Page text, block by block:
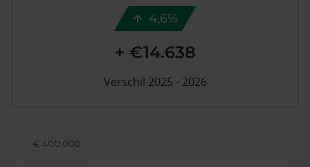
€ 400.000
4,6%
+ €14.638
Verschil 2025 - 2026